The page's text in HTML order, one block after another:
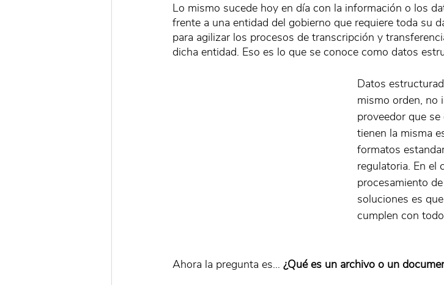
Lo mismo sucede hoy en día con la información o los
frente a una entidad del gobierno que requiere toda su
para agilizar los procesos de transcripción y
dicha entidad. Eso es lo que se conoce como datos
Datos
mismo orden, no
proveedor que
tienen la misma
formatos
regulatoria. En el
procesamiento
soluciones es
cumplen con
Ahora la pregunta es… ¿Qué es un archivo o un